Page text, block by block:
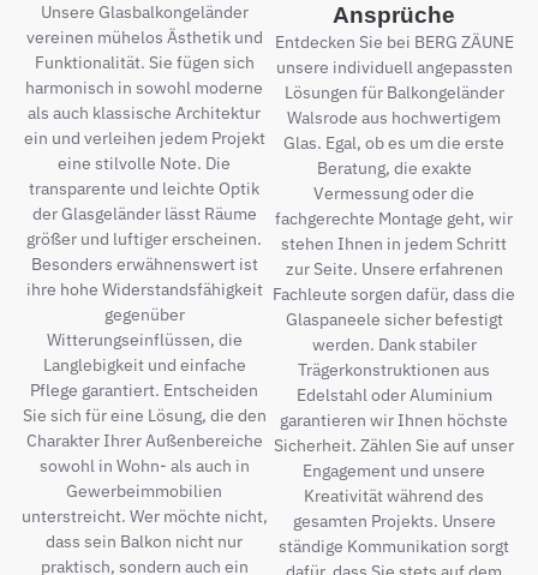
Unsere Glasbalkongeländer
vereinen mühelos Ästhetik und
Funktionalität. Sie fügen sich
harmonisch in sowohl moderne
als auch klassische Architektur
ein und verleihen jedem Projekt
eine stilvolle Note. Die
transparente und leichte Optik
der Glasgeländer lässt Räume
größer und luftiger erscheinen.
Besonders erwähnenswert ist
ihre hohe Widerstandsfähigkeit
gegenüber
Witterungseinflüssen, die
Langlebigkeit und einfache
Pflege garantiert. Entscheiden
Sie sich für eine Lösung, die den
Charakter Ihrer Außenbereiche
sowohl in Wohn- als auch in
Gewerbeimmobilien
unterstreicht. Wer möchte nicht,
dass sein Balkon nicht nur
praktisch, sondern auch ein
Ansprüche
Entdecken Sie bei BERG ZÄUNE
unsere individuell angepassten
Lösungen für Balkongeländer
Walsrode aus hochwertigem
Glas. Egal, ob es um die erste
Beratung, die exakte
Vermessung oder die
fachgerechte Montage geht, wir
stehen Ihnen in jedem Schritt
zur Seite. Unsere erfahrenen
Fachleute sorgen dafür, dass die
Glaspaneele sicher befestigt
werden. Dank stabiler
Trägerkonstruktionen aus
Edelstahl oder Aluminium
garantieren wir Ihnen höchste
Sicherheit. Zählen Sie auf unser
Engagement und unsere
Kreativität während des
gesamten Projekts. Unsere
ständige Kommunikation sorgt